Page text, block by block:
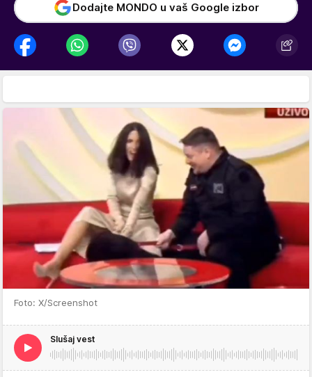
Dodajte MONDO u vaš Google izbor
Foto: X/Screenshot
Slušaj vest